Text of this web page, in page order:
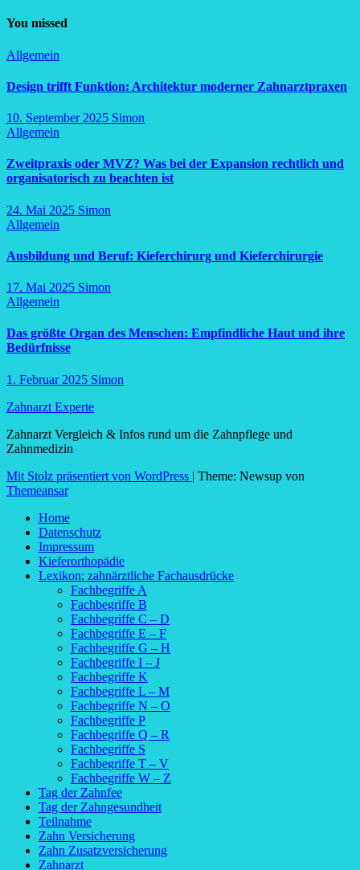
You missed
Allgemein
Design trifft Funktion: Architektur moderner Zahnarztpraxen
10. September 2025 Simon
Allgemein
Zweitpraxis oder MVZ? Was bei der Expansion rechtlich und
organisatorisch zu beachten ist
24. Mai 2025 Simon
Allgemein
Ausbildung und Beruf: Kieferchirurg und Kieferchirurgie
17. Mai 2025 Simon
Allgemein
Das größte Organ des Menschen: Empfindliche Haut und ihre
Bedürfnisse
1. Februar 2025 Simon
Zahnarzt Experte
Zahnarzt Vergleich & Infos rund um die Zahnpflege und
Zahnmedizin
Mit Stolz präsentiert von WordPress | Theme: Newsup von
Themeansar
Home
Datenschutz
Impressum
Kieferorthopädie
Lexikon: zahnärztliche Fachausdrücke
Fachbegriffe A
Fachbegriffe B
Fachbegriffe C – D
Fachbegriffe E – F
Fachbegriffe G – H
Fachbegriffe I – J
Fachbegriffe K
Fachbegriffe L – M
Fachbegriffe N – O
Fachbegriffe P
Fachbegriffe Q – R
Fachbegriffe S
Fachbegriffe T – V
Fachbegriffe W – Z
Tag der Zahnfee
Tag der Zahngesundheit
Teilnahme
Zahn Versicherung
Zahn Zusatzversicherung
Zahnarzt